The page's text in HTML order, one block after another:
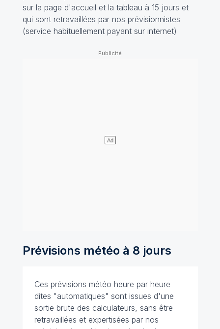
sur la page d'accueil et la tableau à 15 jours et
qui sont retravaillées par nos prévisionnistes
(service habituellement payant sur internet)
Prévisions météo à 8 jours
Ces prévisions météo heure par heure
dites "automatiques" sont issues d'une
sortie brute des calculateurs, sans être
retravaillées et expertisées par nos